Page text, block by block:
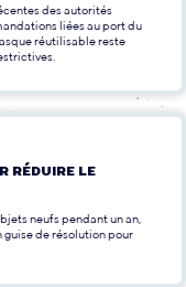
des autorités
liées au port du
réutilisable reste
RÉDUIRE LE
neufs pendant un an,
guise de résolution pour